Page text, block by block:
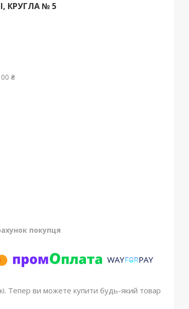
КРУГЛА № 5
₴
покупця
Тепер ви можете купити будь-який товар